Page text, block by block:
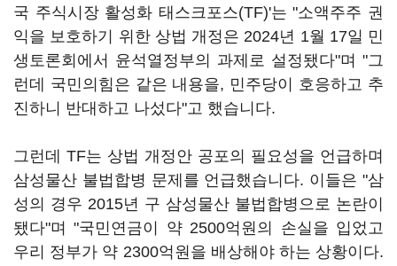
국 주식시장 활성화 태스크포스(TF)'는 "소액주주 권
익을 보호하기 위한 상법 개정은 2024년 1월 17일 민
생토론회에서 윤석열정부의 과제로 설정됐다"며 "그
런데 국민의힘은 같은 내용을, 민주당이 호응하고 추
진하니 반대하고 나섰다"고 했습니다.
그런데 TF는 상법 개정안 공포의 필요성을 언급하며
삼성물산 불법합병 문제를 언급했습니다. 이들은 "삼
성의 경우 2015년 구 삼성물산 불법합병으로 논란이
됐다"며 "국민연금이 약 2500억원의 손실을 입었고
우리 정부가 약 2300억원을 배상해야 하는 상황이다.